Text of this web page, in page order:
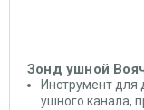
Зонд ушной
Инструмент для
ушного канала,